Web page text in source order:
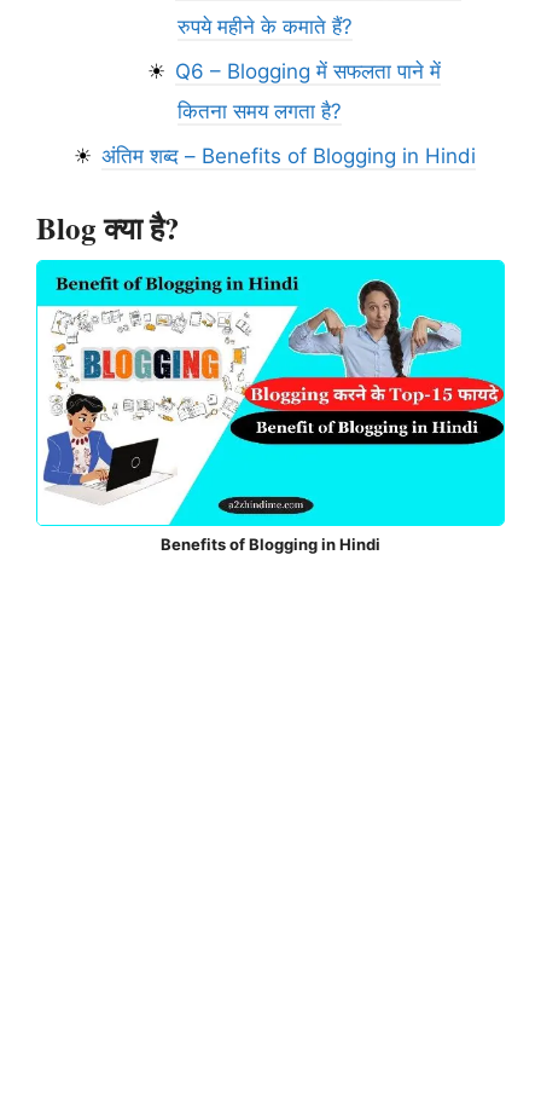
रुपये महीने के कमाते हैं?
Q6 – Blogging में सफलता पाने में
कितना समय लगता है?
अंतिम शब्द – Benefits of Blogging in Hindi
Blog क्या है?
Benefits of Blogging in Hindi